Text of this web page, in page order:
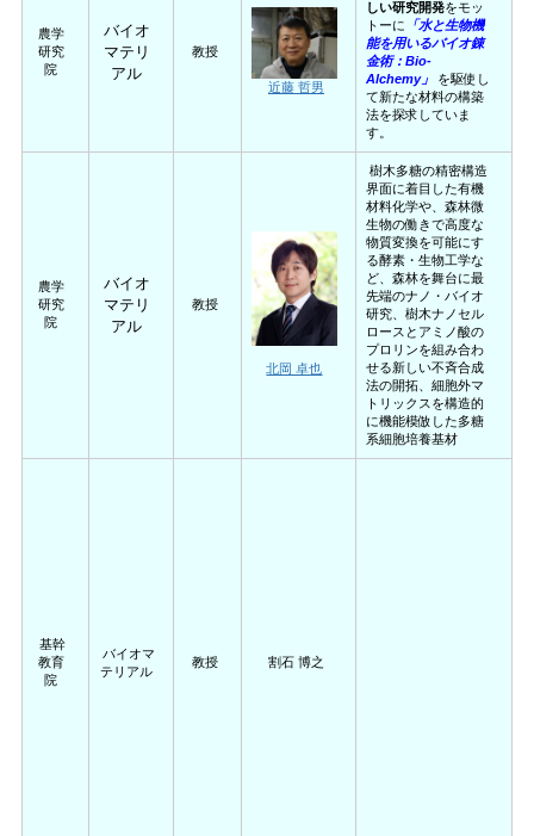
農学
研究
院
バイオ
マテリ
アル
教授
近藤 哲男
しい研究開発をモッ
トーに 「水と生物機
能を用いるバイオ錬
金術：Bio-
Alchemy」
を駆使し
て新たな材料の構築
法を探求していま
す。
農学
研究
院
バイオ
マテリ
アル
教授
北岡 卓也
樹木多糖の精密構造
界面に着目した有機
材料化学や、森林微
生物の働きで高度な
物質変換を可能にす
る酵素・生物工学な
ど、森林を舞台に最
先端のナノ・バイオ
研究、樹木ナノセル
ロースとアミノ酸の
プロリンを組み合わ
せる新しい不斉合成
法の開拓、細胞外マ
トリックスを構造的
に機能模倣した多糖
系細胞培養基材
基幹
教育
院
バイオマ
テリアル
教授 割石 博之